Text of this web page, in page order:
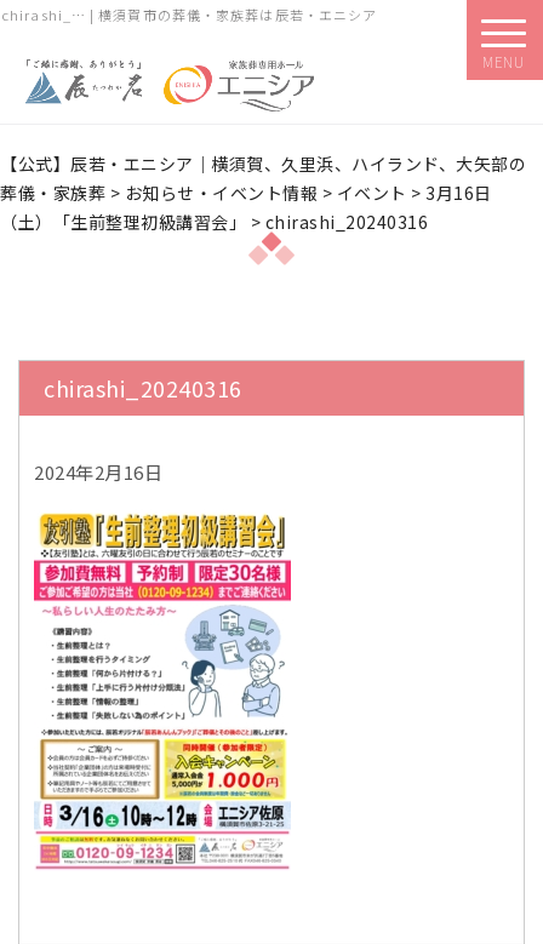
chirashi_… | 横須賀市の葬儀・家族葬は辰若・エニシア
MENU
【公式】辰若・エニシア｜横須賀、久里浜、ハイランド、大矢部の
葬儀・家族葬 > お知らせ・イベント情報 > イベント > 3月16日
（土）「生前整理初級講習会」
> chirashi_20240316
chirashi_20240316
2024年2月16日